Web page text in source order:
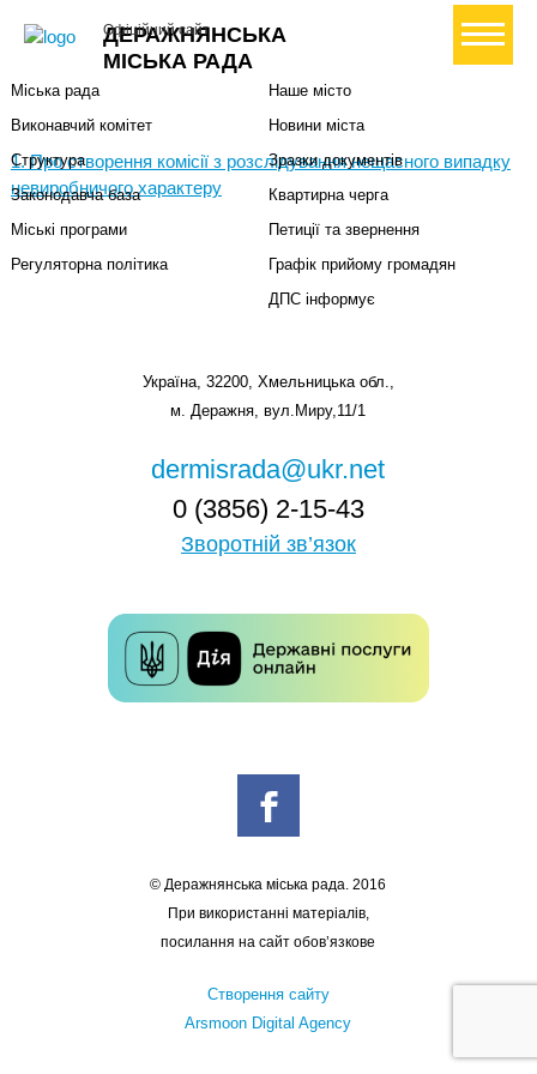
ДЕРАЖНЯНСЬКА
МІСЬКА РАДА
Офіційний сайт+ Створити петицію
1. Про створення комісії з розслідування нещасного випадку
невиробничого характеру
Міський голова
Міська рада
Виконавчий комітет
Структура
Законодавча база
Міські програми
Регуляторна політика
Наше місто
Новини міста
Зразки документів
Квартирна черга
Петиції та звернення
Графік прийому громадян
ДПС інформує
Україна, 32200, Хмельницька обл.,
м. Деражня, вул.Миру,11/1
dermisrada@ukr.net
0 (3856) 2-15-43
Зворотній зв’язок
© Деражнянська міська рада. 2016
При використанні матеріалів,
посилання на сайт обов’язкове
Створення сайту
Arsmoon Digital Agency